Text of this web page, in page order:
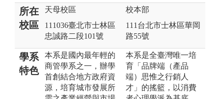
所在
校區
天母校區
111036臺北市士林區
忠誠路二段101號
校本部
111台北市士林區華岡
路55號
學系
特色
本系是國內最年輕的
商管學系之一，辦學
首創結合地方政府資
源，培育城市發展所
本系是全臺灣唯一培
育「品牌端（產品
端）思惟之行銷人
才」的搖籃，以消費